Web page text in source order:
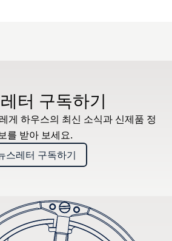
터 구독하기
게 하우스의 최신 소식과 신제품 정
를 받아 보세요.
스레터 구독하기